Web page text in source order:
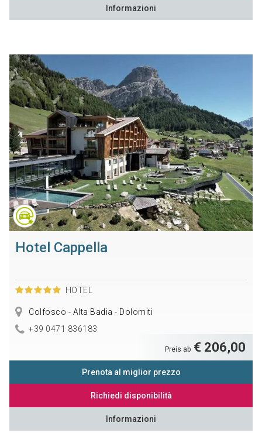
Informazioni
Hotel Cappella
HOTEL
Colfosco - Alta Badia - Dolomiti
+39 0471 836183
Preis ab € 206,00
Prenota al miglior prezzo
Richiedi disponibilità
Informazioni